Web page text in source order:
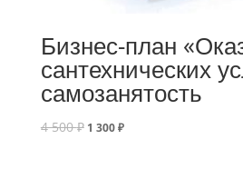
Бизнес-план
сантехнических
самозанятость
4 500₽ 1 300₽